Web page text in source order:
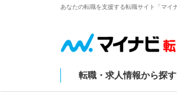
あなたの転職を支援する転職サイト「マイ
転職・求人情報から探す